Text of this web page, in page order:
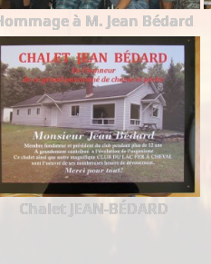
à M. Jean Bédard
Chalet JEAN-BÉDARD